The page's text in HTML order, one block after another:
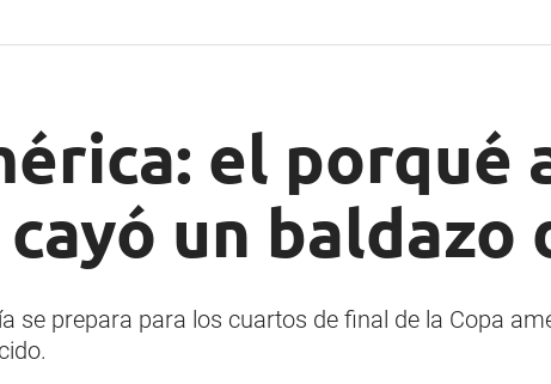
el porqué
un baldazo
se prepara para los cuartos de final de la Copa